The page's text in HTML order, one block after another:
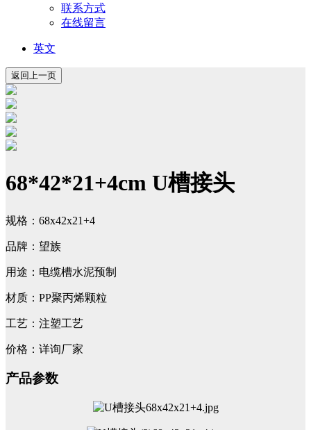
联系方式
在线留言
英文
68*42*21+4cm U槽接头
规格：68x42x21+4
品牌：望族
用途：电缆槽水泥预制
材质：PP聚丙烯颗粒
工艺：注塑工艺
价格：详询厂家
产品参数